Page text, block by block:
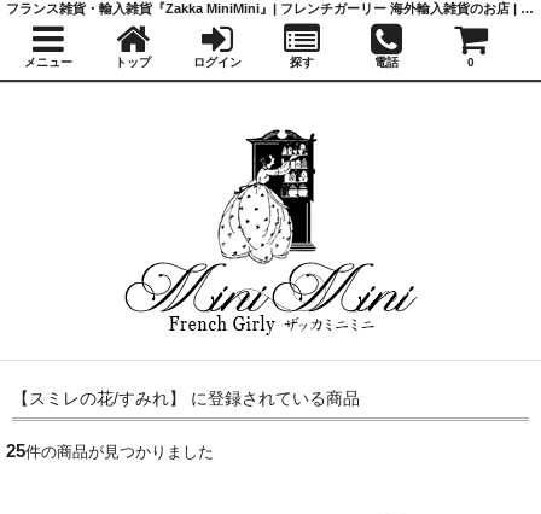
【スミレの花/すみれ】 に登録されている商品
25件の商品が見つかりました
フランス雑貨・輸入雑貨『Zakka MiniMini』| フレンチガーリー 海外輸入雑貨のお店 | かわいい雑貨 | 蚤の市 | アンティーク
メニュー トップ ログイン 探す 電話 0